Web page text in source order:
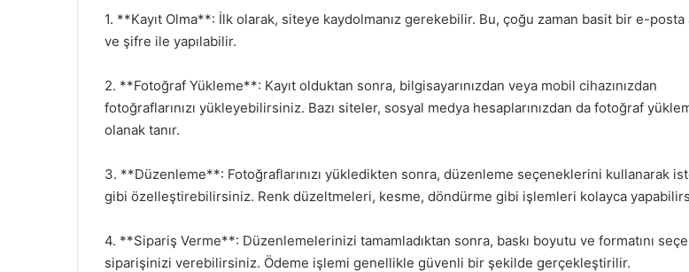
1. **Kayıt Olma**: İlk olarak, siteye kaydolmanız gerekebilir. Bu, çoğu zaman basit bir e-posta
ve şifre ile yapılabilir.
2. **Fotoğraf Yükleme**: Kayıt olduktan sonra, bilgisayarınızdan veya mobil cihazınızdan
fotoğraflarınızı yükleyebilirsiniz. Bazı siteler, sosyal medya hesaplarınızdan da fotoğraf
olanak tanır.
3. **Düzenleme**: Fotoğraflarınızı yükledikten sonra, düzenleme seçeneklerini kullanarak
gibi özelleştirebilirsiniz. Renk düzeltmeleri, kesme, döndürme gibi işlemleri kolayca
4. **Sipariş Verme**: Düzenlemelerinizi tamamladıktan sonra, baskı boyutu ve formatını
siparişinizi verebilirsiniz. Ödeme işlemi genellikle güvenli bir şekilde gerçekleştirilir.